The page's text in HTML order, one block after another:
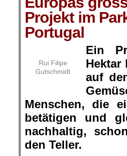
Projekt im
Portugal
Rui Filipe
Gutschmidt
Ein
Hektar
auf
Menschen, die
betätigen und
nachhaltig,
den Teller.